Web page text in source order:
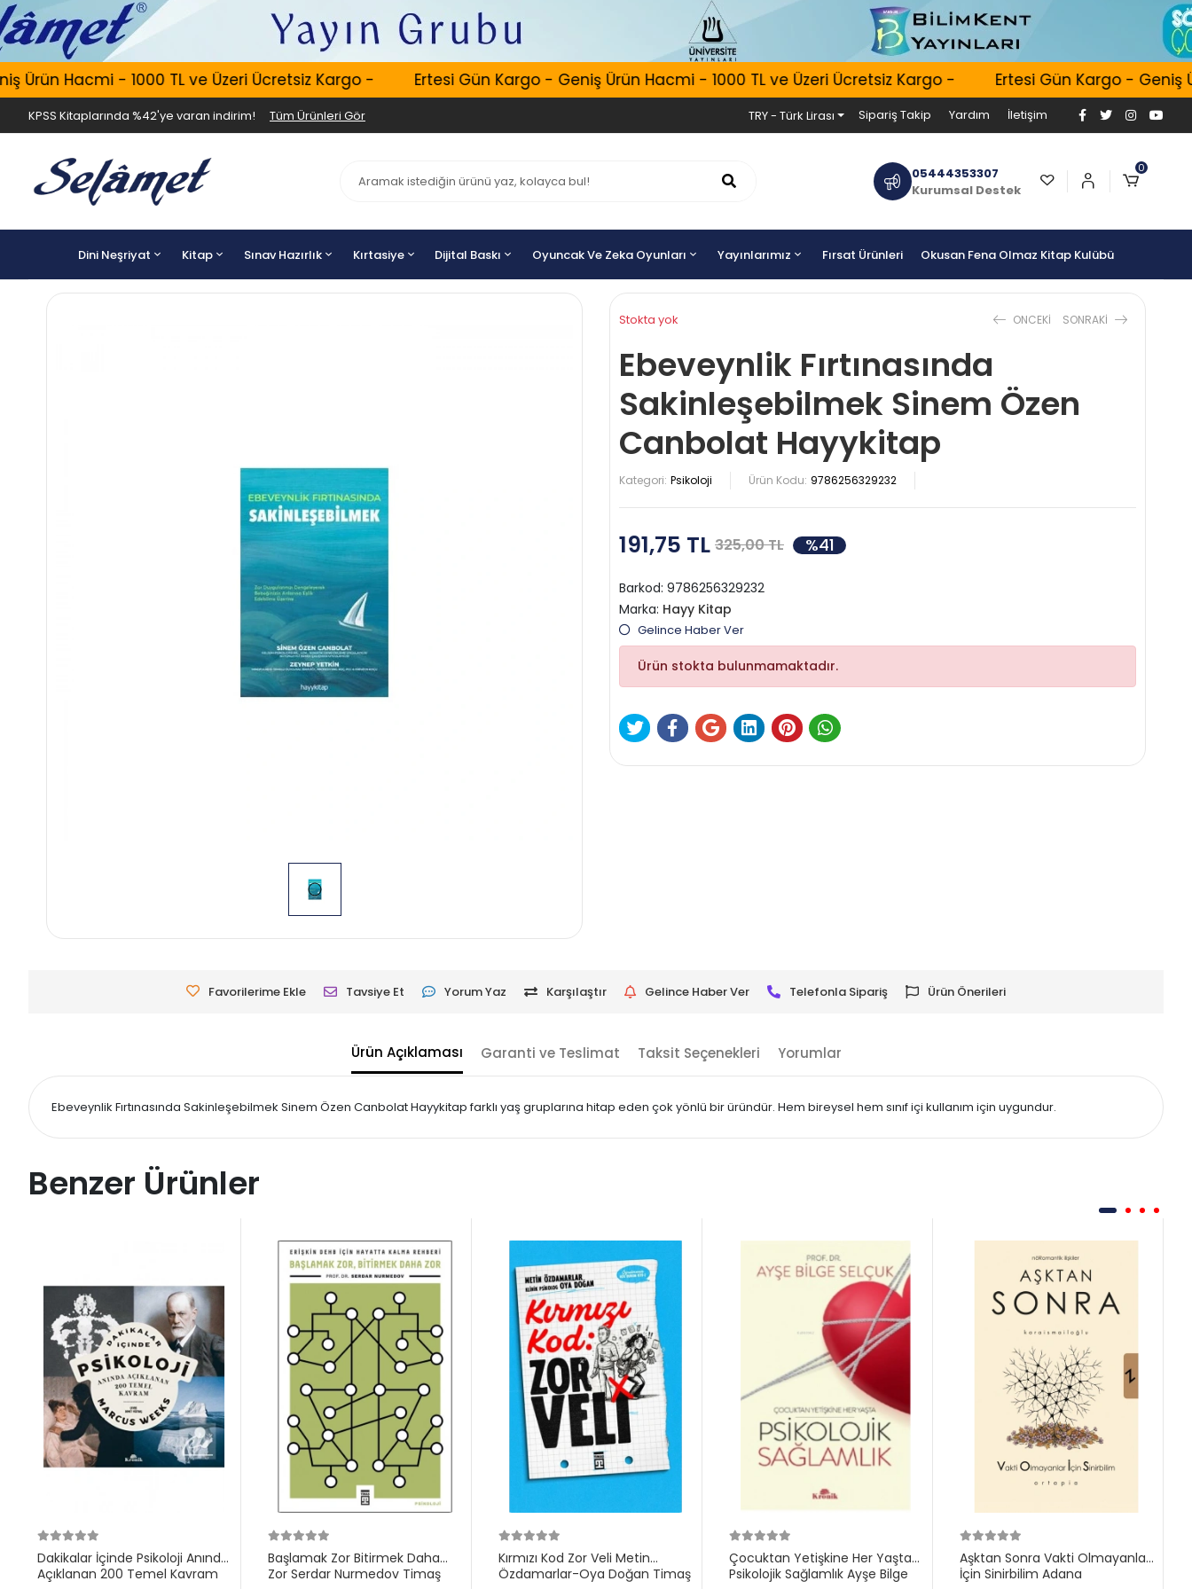
Hacmi - 1000 TL ve Üzeri Ücretsiz Kargo - Ertesi Gün Kargo - Geniş Ürün Hacmi - 1000 TL ve Üzeri Ücretsiz Kargo - Ertesi Gün Kargo - Geniş
KPSS Kitaplarında %42'ye varan indirim! Tüm Ürünleri Gör TRY - Türk Lirası Sipariş Takip Yardım İletişim
05444353307
Kurumsal Destek
0
Dini Neşriyat Kitap Sınav Hazırlık Kırtasiye Dijital Baskı Oyuncak Ve Zeka Oyunları Yayınlarımız Fırsat Ürünleri Okusan Fena Olmaz Kitap Kulübü
Stokta yok ONCEKI SONRAKI
Ebeveynlik Fırtınasında
Sakinleşebilmek Sinem Özen
Canbolat Hayykitap
Kategori: Psikoloji Ürün Kodu: 9786256329232
191,75 TL 325,00 TL %41
Barkod: 9786256329232
Marka: Hayy Kitap
Gelince Haber Ver
Ürün stokta bulunmamaktadır.
Favorilerime Ekle Tavsiye Et Yorum Yaz Karşılaştır Gelince Haber Ver Telefonla Sipariş Ürün Önerileri
Ürün Açıklaması Garanti ve Teslimat Taksit Seçenekleri Yorumlar
Ebeveynlik Fırtınasında Sakinleşebilmek Sinem Özen Canbolat Hayykitap farklı yaş gruplarına hitap eden çok yönlü bir üründür. Hem bireysel hem sınıf içi kullanım için uygundur.
Benzer Ürünler
Dakikalar İçinde Psikoloji Anında
Açıklanan 200 Temel Kavram
Başlamak Zor Bitirmek Daha
Zor Serdar Nurmedov Timaş
Kırmızı Kod Zor Veli Metin
Özdamarlar-Oya Doğan Timaş
Çocuktan Yetişkine Her Yaşta
Psikolojik Sağlamlık Ayşe Bilge
Aşktan Sonra Vakti Olmayanlar
İçin Sinirbilim Adana